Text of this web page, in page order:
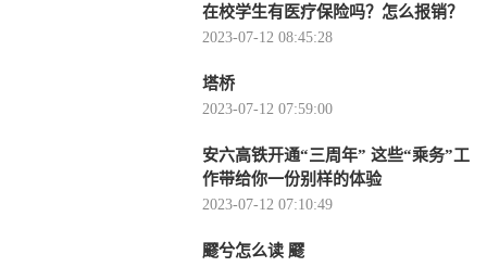
在校学生有医疗保险吗？怎么报销？
2023-07-12 08:45:28
塔桥
2023-07-12 07:59:00
安六高铁开通“三周年” 这些“乘务”工
作带给你一份别样的体验
2023-07-12 07:10:49
飂兮怎么读 飂